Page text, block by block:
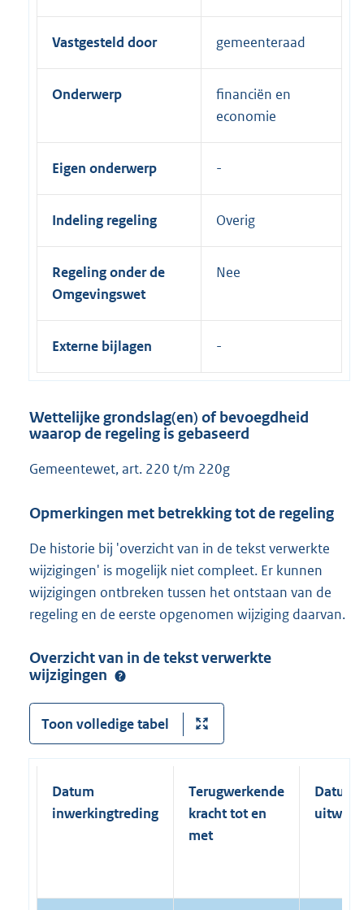
Vastgesteld door gemeenteraad
Onderwerp
financiën en
economie
Eigen onderwerp
Indeling regeling Overig
Regeling onder de
Omgevingswet
Nee
Externe bijlagen
Wettelijke grondslag(en) of bevoegdheid
waarop de regeling is gebaseerd
Gemeentewet, art. 220 t/m 220g
Opmerkingen met betrekking tot de regeling
De historie bij 'overzicht van in de tekst verwerkte
wijzigingen' is mogelijk niet compleet. Er kunnen
wijzigingen ontbreken tussen het ontstaan van de
regeling en de eerste opgenomen wijziging daarvan.
Overzicht van in de tekst verwerkte
wijzigingen
Toon volledige tabel
Datum
inwerkingtreding
Terugwerkende
kracht tot en
met
Datum